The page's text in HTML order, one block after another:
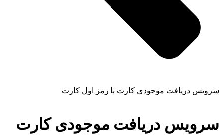
سرویس دریافت موجودی کارت با رمز اول کارت
سرویس دریافت موجودی کارت